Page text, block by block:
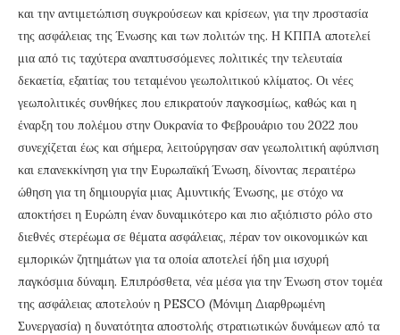
και την αντιμετώπιση συγκρούσεων και κρίσεων, για την προστασία
της ασφάλειας της Ένωσης και των πολιτών της. Η ΚΠΠΑ αποτελεί
μια από τις ταχύτερα αναπτυσσόμενες πολιτικές την τελευταία
δεκαετία, εξαιτίας του τεταμένου γεωπολιτικού κλίματος. Οι νέες
γεωπολιτικές συνθήκες που επικρατούν παγκοσμίως, καθώς και η
έναρξη του πολέμου στην Ουκρανία το Φεβρουάριο του 2022 που
συνεχίζεται έως και σήμερα, λειτούργησαν σαν γεωπολιτική αφύπνιση
και επανεκκίνηση για την Ευρωπαϊκή Ένωση, δίνοντας περαιτέρω
ώθηση για τη δημιουργία μιας Αμυντικής Ένωσης, με στόχο να
αποκτήσει η Ευρώπη έναν δυναμικότερο και πιο αξιόπιστο ρόλο στο
διεθνές στερέωμα σε θέματα ασφάλειας, πέραν τον οικονομικών και
εμπορικών ζητημάτων για τα οποία αποτελεί ήδη μια ισχυρή
παγκόσμια δύναμη. Επιπρόσθετα, νέα μέσα για την Ένωση στον τομέα
της ασφάλειας αποτελούν η PESCO (Μόνιμη Διαρθρωμένη
Συνεργασία) η δυνατότητα αποστολής στρατιωτικών δυνάμεων από τα